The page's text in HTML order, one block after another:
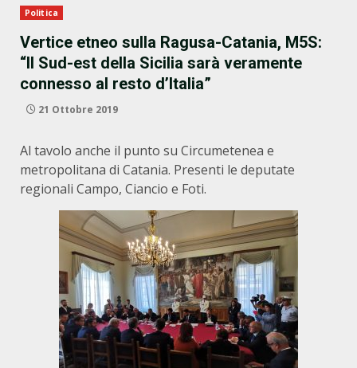
Politica
Vertice etneo sulla Ragusa-Catania, M5S:
“Il Sud-est della Sicilia sarà veramente
connesso al resto d’Italia”
21 Ottobre 2019
Al tavolo anche il punto su Circumetenea e
metropolitana di Catania. Presenti le deputate
regionali Campo, Ciancio e Foti.